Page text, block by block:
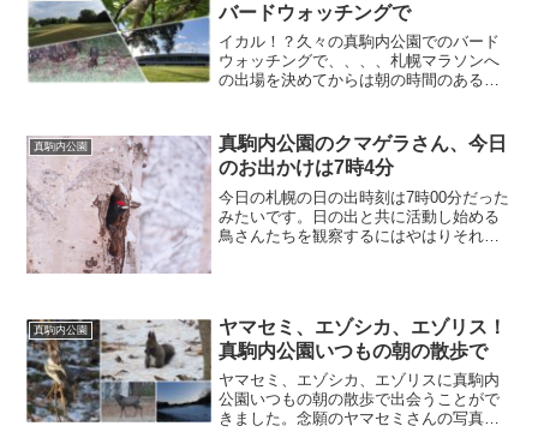
バードウォッチングで
イカル！？久々の真駒内公園でのバード
ウォッチングで、、、、札幌マラソンへ
の出場を決めてからは朝の時間のある時
りでした。
真駒内公園
真駒内公園のクマゲラさん、今日
のお出かけは7時4分
今日の札幌の日の出時刻は7時00分だった
みたいです。日の出と共に活動し始める
鳥さんたちを観察するにはやはりそれな
真駒内公園
ヤマセミ、エゾシカ、エゾリス！
真駒内公園いつもの朝の散歩で
ヤマセミ、エゾシカ、エゾリスに真駒内
公園いつもの朝の散歩で出会うことがで
きました。念願のヤマセミさんの写真も